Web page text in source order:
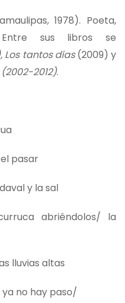
1978). Poeta,
sus libros se
Los tantos días(2009) y
2012).
pasar
y la sal
abriéndolos/ la
lluvias altas
no hay paso/